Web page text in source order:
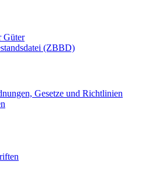
Gü­ter
(ZBBD)
Ge­set­ze und Richt­li­ni­en